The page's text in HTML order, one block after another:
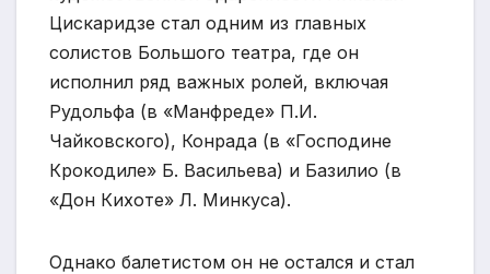
Цискаридзе стал одним из главных
солистов Большого театра, где он
исполнил ряд важных ролей, включая
Рудольфа (в «Манфреде» П.И.
Чайковского), Конрада (в «Господине
Крокодиле» Б. Васильева) и Базилио (в
«Дон Кихоте» Л. Минкуса).
Однако балетистом он не остался и стал